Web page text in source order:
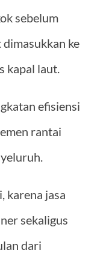
sebelum
ke
kapal laut.
efisiensi
rantai
karena jasa
sekaligus
dari